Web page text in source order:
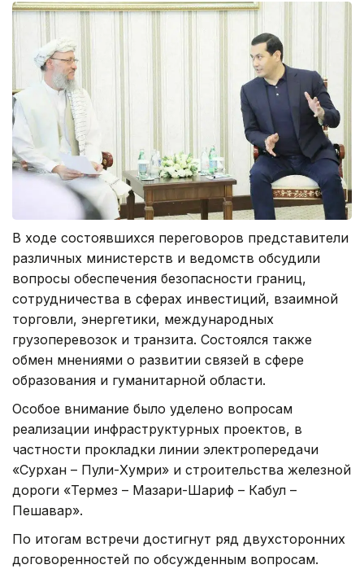
В ходе состоявшихся переговоров представители
различных министерств и ведомств обсудили
вопросы обеспечения безопасности границ,
сотрудничества в сферах инвестиций, взаимной
торговли, энергетики, международных
грузоперевозок и транзита. Состоялся также
обмен мнениями о развитии связей в сфере
образования и гуманитарной области.
Особое внимание было уделено вопросам
реализации инфраструктурных проектов, в
частности прокладки линии электропередачи
«Сурхан – Пули-Хумри» и строительства железной
дороги «Термез – Мазари-Шариф – Кабул –
Пешавар».
По итогам встречи достигнут ряд двухсторонних
договоренностей по обсужденным вопросам.